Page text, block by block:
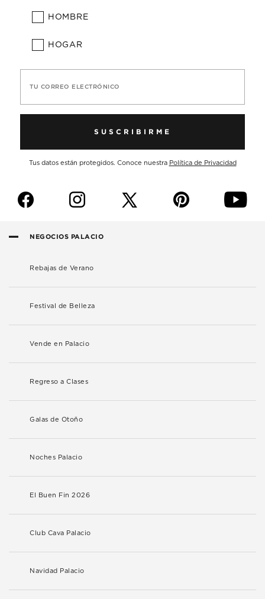
HOMBRE
HOGAR
TU CORREO ELECTRÓNICO
SUSCRIBIRME
Tus datos están protegidos. Conoce nuestra Política de Privacidad
f i p y
NEGOCIOS PALACIO
Rebajas de Verano
Festival de Belleza
Vende en Palacio
Regreso a Clases
Galas de Otoño
Noches Palacio
El Buen Fin 2026
Club Cava Palacio
Navidad Palacio